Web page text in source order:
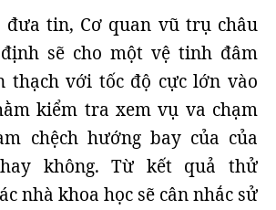
đưa tin, Cơ quan vũ trụ châu
sẽ cho một vệ tinh đâm
thạch với tốc độ cực lớn vào
kiểm tra xem vụ va chạm
chệch hướng bay của của
không. Từ kết quả thử
nhà khoa học sẽ cân nhắc sử